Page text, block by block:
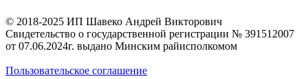
© 2018-2025 ИП Шавеко Андрей Викторович
Свидетельство о государственной регистрации № 391512007
от 07.06.2024г. выдано Минским райисполкомом
Пользовательское соглашение